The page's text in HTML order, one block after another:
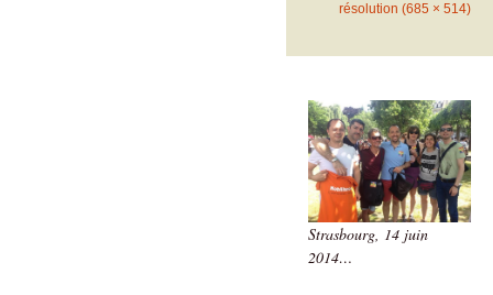
résolution (685 × 514)
Strasbourg, 14 juin
2014…